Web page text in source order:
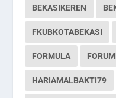
BEKASIKEREN
FKUBKOTABEKASI
FORMULA
HARIAMALBAKTI79